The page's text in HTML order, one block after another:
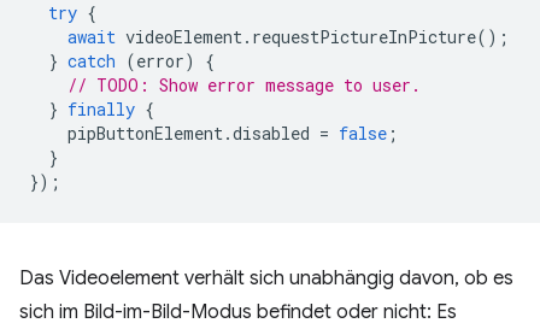
try {
await videoElement. requestPictureInPicture();
} catch (error)
{
// TODO: Show error message to user.
} finally {
pipButtonElement.disabled = false ;
}
});
Das Videoelement verhält sich unabhängig davon, ob es
sich im Bild-im-Bild-Modus befindet oder nicht: Es